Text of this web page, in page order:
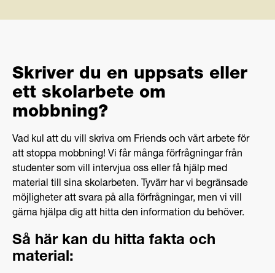
Skriver du en uppsats eller
ett skolarbete om
mobbning?
Vad kul att du vill skriva om Friends och vårt arbete för
att stoppa mobbning! Vi får många förfrågningar från
studenter som vill intervjua oss eller få hjälp med
material till sina skolarbeten. Tyvärr har vi begränsade
möjligheter att svara på alla förfrågningar, men vi vill
gärna hjälpa dig att hitta den information du behöver.
Så här kan du hitta fakta och
material: